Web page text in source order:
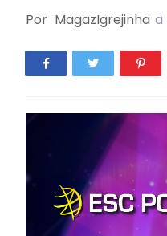
Por MagazIgrejinha a